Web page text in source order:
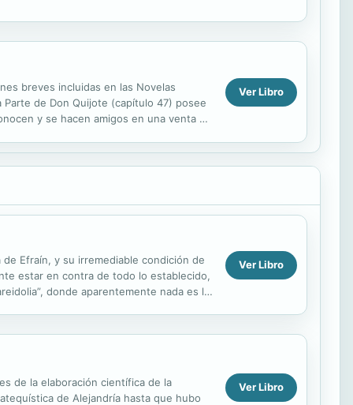
breves incluidas en las Novelas
de Don Quijote (capítulo 47) posee
y se hacen amigos en una venta en
Ver Libro
Efraín, y su irremediable condición de
estar en contra de todo lo establecido,
donde aparentemente nada es lo
Ver Libro
de la elaboración científica de la
de Alejandría hasta que hubo
Ver Libro